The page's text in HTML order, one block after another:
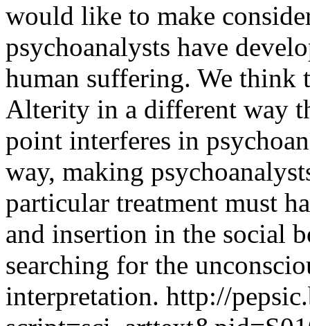
would like to make
psychoanalysts have
human suffering. We think
Alterity in a different way
point interferes in
way, making
particular treatment must
and insertion in the social
searching for the
interpretation. http://